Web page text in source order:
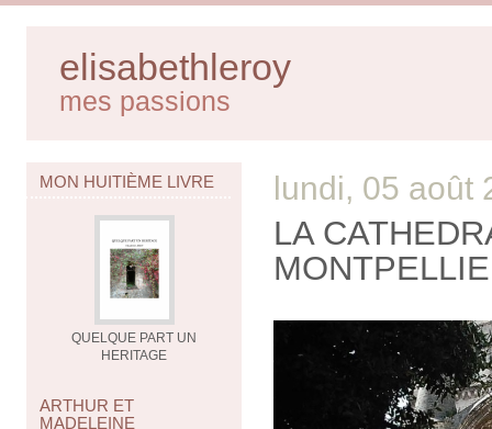
elisabethleroy
mes passions
MON HUITIÈME LIVRE
QUELQUE PART UN
HERITAGE
ARTHUR ET
MADELEINE
lundi, 05 août
LA